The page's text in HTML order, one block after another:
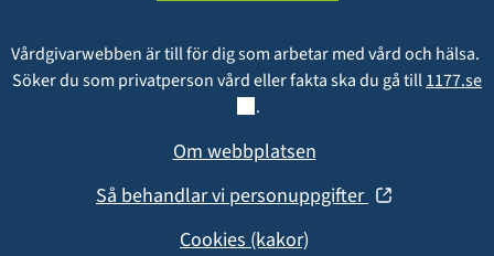
Vårdgivarwebben är till för dig som arbetar med vård och hälsa.
Söker du som privatperson vård eller fakta ska du gå till 1177.se
.
Om webbplatsen
Så behandlar vi personuppgifter (öppnas
Cookies (kakor)